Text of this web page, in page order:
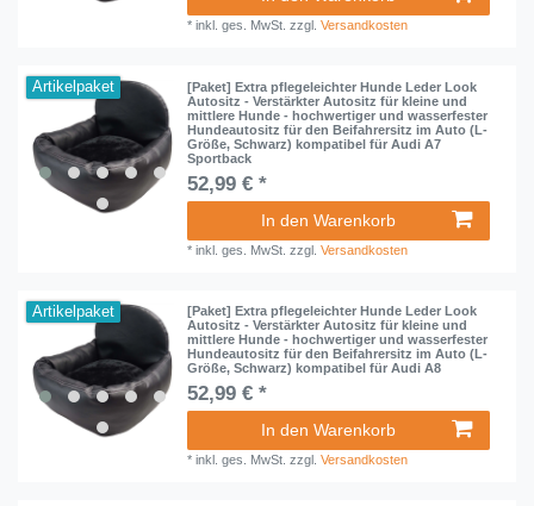
*inkl. ges. MwSt. zzgl.Versandkosten
Artikelpaket
[Paket] Extra pflegeleichter Hunde Leder Look
Autositz - Verstärkter Autositz für kleine und
mittlere Hunde - hochwertiger und wasserfester
Hundeautositz für den Beifahrersitz im Auto (L-
Größe, Schwarz) kompatibel für Audi A7
Sportback
52,99 € *
In den Warenkorb
*inkl. ges. MwSt. zzgl.Versandkosten
Artikelpaket
[Paket] Extra pflegeleichter Hunde Leder Look
Autositz - Verstärkter Autositz für kleine und
mittlere Hunde - hochwertiger und wasserfester
Hundeautositz für den Beifahrersitz im Auto (L-
Größe, Schwarz) kompatibel für Audi A8
52,99 € *
In den Warenkorb
*inkl. ges. MwSt. zzgl.Versandkosten